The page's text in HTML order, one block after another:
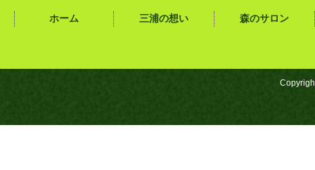
ホーム 三浦の想い 森のサロン